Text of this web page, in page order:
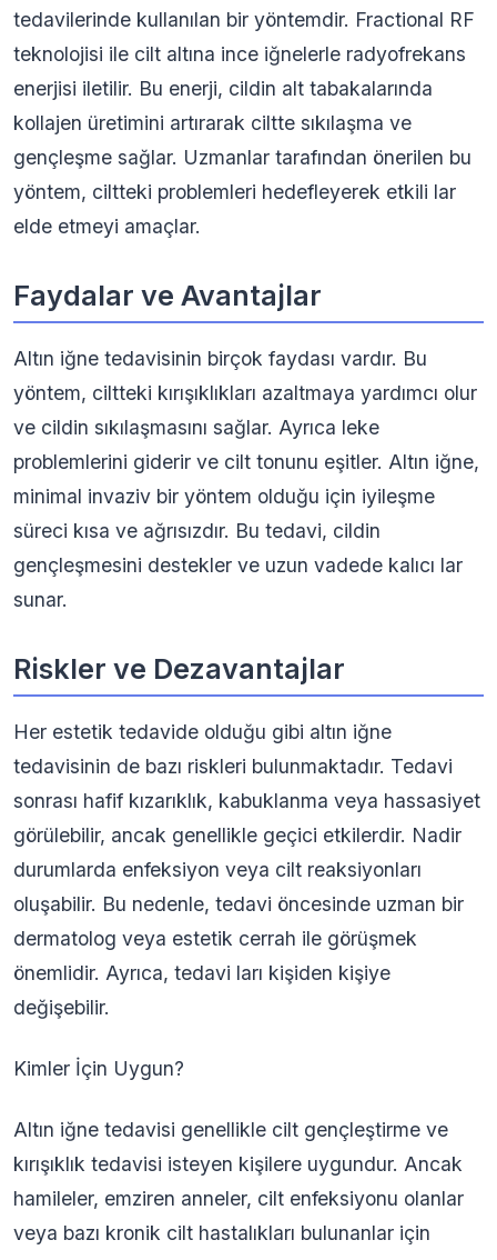
tedavilerinde kullanılan bir yöntemdir. Fractional RF
teknolojisi ile cilt altına ince iğnelerle radyofrekans
enerjisi iletilir. Bu enerji, cildin alt tabakalarında
kollajen üretimini artırarak ciltte sıkılaşma ve
gençleşme sağlar. Uzmanlar tarafından önerilen bu
yöntem, ciltteki problemleri hedefleyerek etkili lar
elde etmeyi amaçlar.
Faydalar ve Avantajlar
Altın iğne tedavisinin birçok faydası vardır. Bu
yöntem, ciltteki kırışıklıkları azaltmaya yardımcı olur
ve cildin sıkılaşmasını sağlar. Ayrıca leke
problemlerini giderir ve cilt tonunu eşitler. Altın iğne,
minimal invaziv bir yöntem olduğu için iyileşme
süreci kısa ve ağrısızdır. Bu tedavi, cildin
gençleşmesini destekler ve uzun vadede kalıcı lar
sunar.
Riskler ve Dezavantajlar
Her estetik tedavide olduğu gibi altın iğne
tedavisinin de bazı riskleri bulunmaktadır. Tedavi
sonrası hafif kızarıklık, kabuklanma veya hassasiyet
görülebilir, ancak genellikle geçici etkilerdir. Nadir
durumlarda enfeksiyon veya cilt reaksiyonları
oluşabilir. Bu nedenle, tedavi öncesinde uzman bir
dermatolog veya estetik cerrah ile görüşmek
önemlidir. Ayrıca, tedavi ları kişiden kişiye
değişebilir.
Kimler İçin Uygun?
Altın iğne tedavisi genellikle cilt gençleştirme ve
kırışıklık tedavisi isteyen kişilere uygundur. Ancak
hamileler, emziren anneler, cilt enfeksiyonu olanlar
veya bazı kronik cilt hastalıkları bulunanlar için